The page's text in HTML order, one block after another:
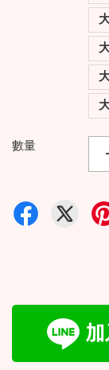
數量 -